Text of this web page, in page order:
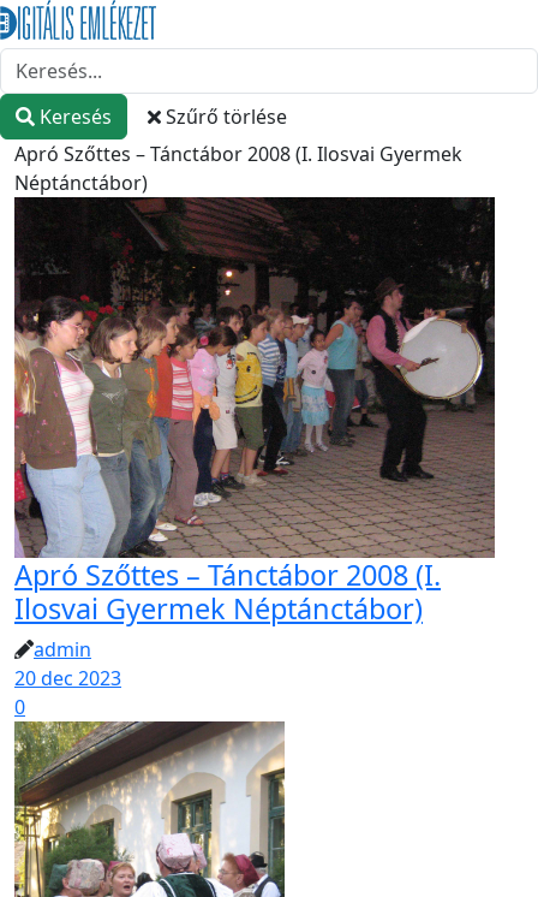
Keresés
Szűrő törlése
Apró Szőttes – Tánctábor 2008 (I. Ilosvai Gyermek
Néptánctábor)
Apró Szőttes – Tánctábor 2008 (I.
Ilosvai Gyermek Néptánctábor)
admin
20 dec 2023
0